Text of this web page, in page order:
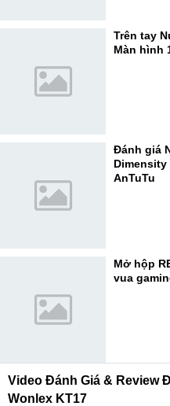
Trên tay
Màn hình
Đánh giá
Dimensity
AnTuTu
Mở hộp
vua
Video Đánh Giá & Review
Wonlex KT17